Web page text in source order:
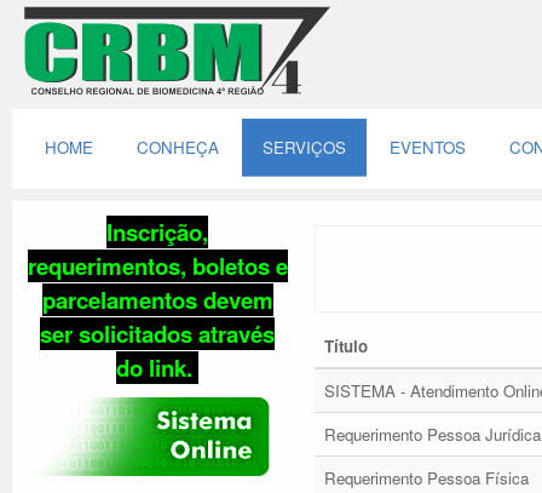
HOME CONHEÇA SERVIÇOS EVENTOS
Inscrição,
requerimentos, boletos e
parcelamentosdevem
ser solicitados através
do link.
Título
SISTEMA - Atendimento
Requerimento Pessoa Jurídica
Requerimento Pessoa Física